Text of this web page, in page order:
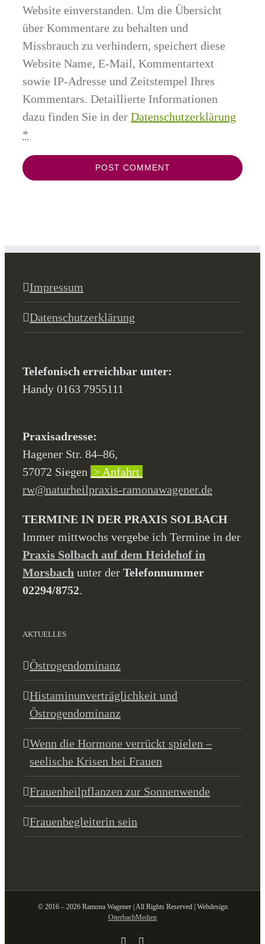
Website einverstanden. Um die Übersicht
über Kommentare zu behalten und
Missbrauch zu verhindern, speichert diese
Website Name, E-Mail, Kommentartext
sowie IP-Adresse und Zeitstempel Ihres
Kommentars. Detaillierte Informationen
dazu finden Sie in der Datenschutzerklärung
*
Impressum
Datenschutzerklärung
Telefonisch erreichbar unter:
Handy 0163 7955111
Praxisadresse:
Hagener Str. 84–86,
57072 Siegen > Anfahrt
rw@naturheilpraxis-ramonawagener.de
TERMINE IN DER PRAXIS SOLBACH
Immer mittwochs vergebe ich Termine in der
Praxis Solbach auf dem Heidehof in
Morsbach unter der Telefonnummer
02294/8752.
AKTUELLES
Östrogendominanz
Histaminunverträglichkeit und
Östrogendominanz
Wenn die Hormone verrückt spielen –
seelische Krisen bei Frauen
Frauenheilpflanzen zur Sonnenwende
Frauenbegleiterin sein
© 2016 – 2026 Ramona Wagener | All Rights Reserved | Webdesign
OtterbachMedien
Facebook